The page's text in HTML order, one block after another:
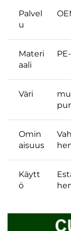
Palvel
u
Materi
aali
Väri
Omin
aisuus
Käytt
ö